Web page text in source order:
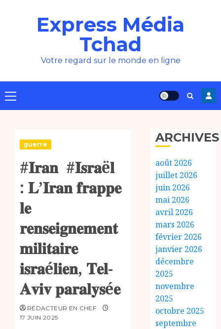
Express Média
Tchad
Votre regard sur le monde en ligne
Menu
principal
guerre
#𝐈𝐫𝐚𝐧 #𝐈𝐬𝐫𝐚ë𝐥
: 𝐋’𝐈𝐫𝐚𝐧 𝐟𝐫𝐚𝐩𝐩𝐞
𝐥𝐞
𝐫𝐞𝐧𝐬𝐞𝐢𝐠𝐧𝐞𝐦𝐞𝐧𝐭
𝐦𝐢𝐥𝐢𝐭𝐚𝐢𝐫𝐞
𝐢𝐬𝐫𝐚é𝐥𝐢𝐞𝐧, 𝐓𝐞𝐥-
𝐀𝐯𝐢𝐯 𝐩𝐚𝐫𝐚𝐥𝐲𝐬é𝐞
RÉDACTEUR EN CHEF
17 JUIN 2025
ARCHIVES
août 2026
juillet 2026
juin 2026
mai 2026
avril 2026
mars 2026
février 2026
janvier 2026
décembre
2025
novembre
2025
octobre 2025
septembre